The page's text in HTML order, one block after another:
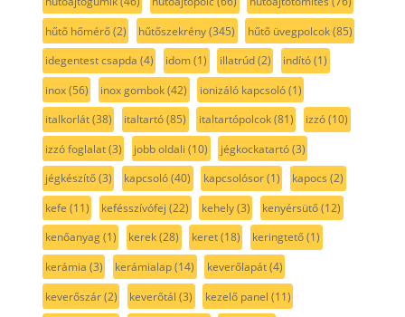
hűtő hőmérő(2) hűtőszekrény(345) hűtő üvegpolcok(85)
idegentest csapda (4) idom(1) illatrúd(2) indító(1)
inox(56) inox gombok(42) ionizáló kapcsoló(1)
italkorlát(38) italtartó(85) italtartópolcok(81) izzó(10)
izzó foglalat(3) jobb oldali (10) jégkockatartó(3)
jégkészítő(3) kapcsoló(40) kapcsolósor(1) kapocs (2)
kefe (11) kefésszívófej (22) kehely(3) kenyérsütő(12)
kenőanyag(1) kerek(28) keret(18) keringtető(1)
kerámia (3) kerámialap(14) keverőlapát(4)
keverőszár(2) keverőtál (3) kezelő panel (11)